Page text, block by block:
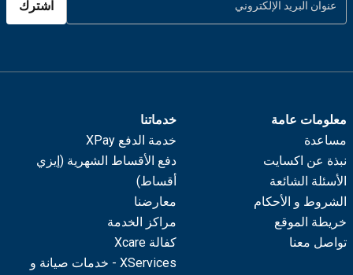
اشترك
معلومات عامة
مساعدة
نبذة عن اكسايت
الأسئلة الشائعة
الشروط و الأحكام
خريطة الموقع
تواصل معنا
خدماتنا
خدمة الدفع XPay
دفع الأقساط الشهرية (إيزي
أقساط)
معارضنا
مراكز الخدمة
كفالة Xcare
XServices - خدمات صيانة و